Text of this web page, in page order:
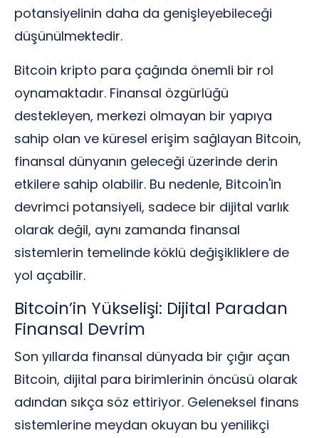
potansiyelinin daha da genişleyebileceği
düşünülmektedir.
Bitcoin kripto para çağında önemli bir rol
oynamaktadır. Finansal özgürlüğü
destekleyen, merkezi olmayan bir yapıya
sahip olan ve küresel erişim sağlayan Bitcoin,
finansal dünyanın geleceği üzerinde derin
etkilere sahip olabilir. Bu nedenle, Bitcoin'in
devrimci potansiyeli, sadece bir dijital varlık
olarak değil, aynı zamanda finansal
sistemlerin temelinde köklü değişikliklere de
yol açabilir.
Bitcoin’in Yükselişi: Dijital Paradan
Finansal Devrim
Son yıllarda finansal dünyada bir çığır açan
Bitcoin, dijital para birimlerinin öncüsü olarak
adından sıkça söz ettiriyor. Geleneksel finans
sistemlerine meydan okuyan bu yenilikçi